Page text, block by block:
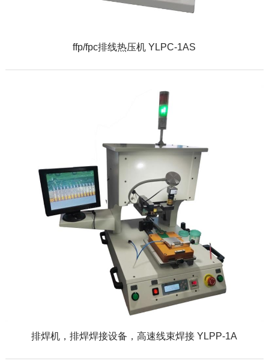
ffp/fpc排线热压机 YLPC-1AS
排焊机，排焊焊接设备，高速线束焊接 YLPP-1A